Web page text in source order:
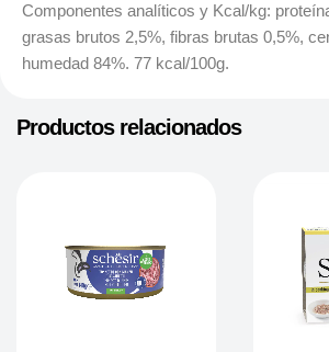
Componentes analíticos y Kcal/kg:
grasas brutos 2,5%, fibras brutas 0,5%,
humedad 84%. 77 kcal/100g.
Productos relacionados